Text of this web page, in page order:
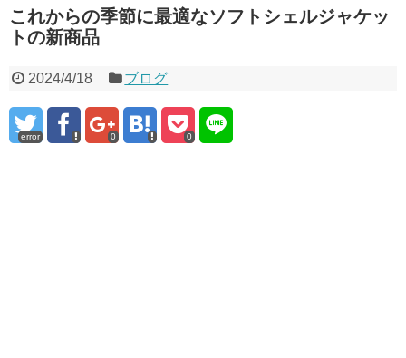
これからの季節に最適なソフトシェルジャケッ
トの新商品
2024/4/18 ブログ
error 0 0